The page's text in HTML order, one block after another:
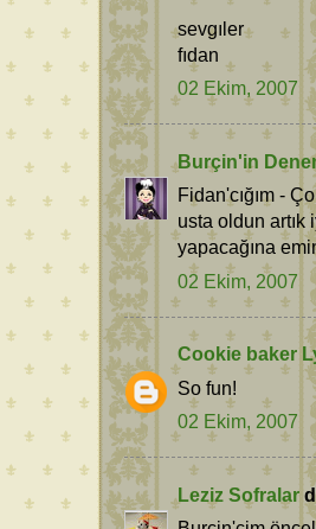
sevgıler
fıdan
02 Ekim, 2007
Burçin'in
Fidan'cığım -
usta oldun
yapacağına
02 Ekim, 2007
Cookie baker
So fun!
02 Ekim, 2007
Leziz Sofralar